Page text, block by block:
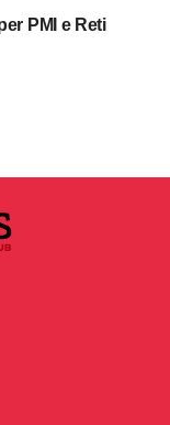
PMI e Reti